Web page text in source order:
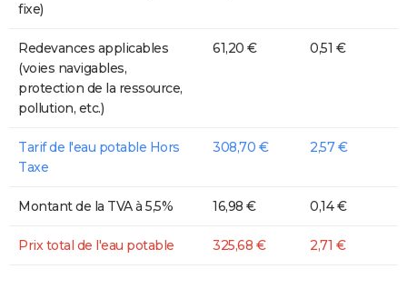
fixe)
Redevances applicables
(voies navigables,
protection de la ressource,
pollution, etc.)
61,20 € 0,51 €
Tarif de l'eau potable Hors
Taxe
308,70 € 2,57 €
Montant de la TVA à 5,5% 16,98 € 0,14 €
Prix total de l'eau potable 325,68 € 2,71 €